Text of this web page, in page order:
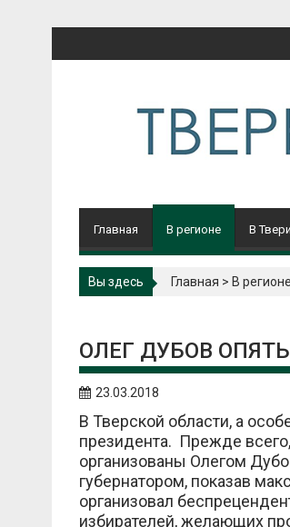
Главная В регионе В Твери
Вы здесь Главная > В регионе
ОЛЕГ ДУБОВ
23.03.2018
В Тверской области, а
президента. Прежде
организованы Олегом
губернатором, показав
организовал
избирателей, желающих